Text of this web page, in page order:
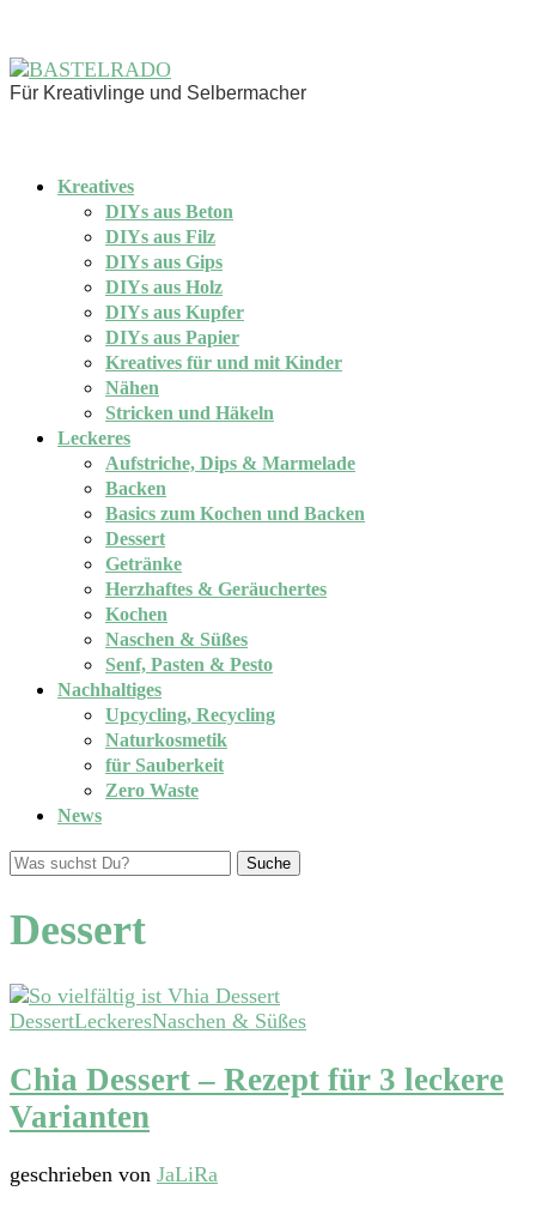
Für Kreativlinge und Selbermacher
Kreatives
DIYs aus Beton
DIYs aus Filz
DIYs aus Gips
DIYs aus Holz
DIYs aus Kupfer
DIYs aus Papier
Kreatives für und mit Kinder
Nähen
Stricken und Häkeln
Leckeres
Aufstriche, Dips & Marmelade
Backen
Basics zum Kochen und Backen
Dessert
Getränke
Herzhaftes & Geräuchertes
Kochen
Naschen & Süßes
Senf, Pasten & Pesto
Nachhaltiges
Upcycling, Recycling
Naturkosmetik
für Sauberkeit
Zero Waste
News
Suche
Dessert
DessertLeckeresNaschen & Süßes
Chia Dessert – Rezept für 3 leckere
Varianten
geschrieben von JaLiRa